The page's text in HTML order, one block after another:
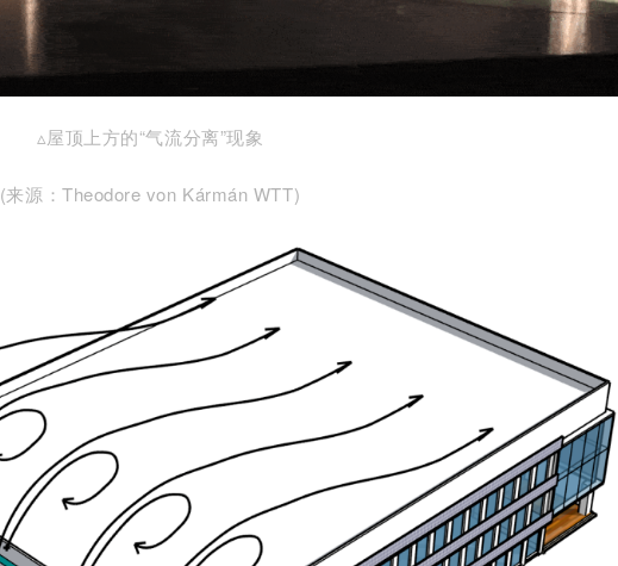
▵屋顶上方的“气流分离”现象
(来源：Theodore von Kármán WTT)